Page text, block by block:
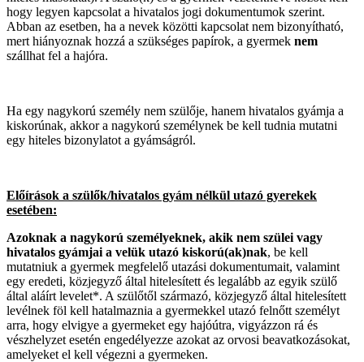
hogy legyen kapcsolat a hivatalos jogi dokumentumok szerint.
Abban az esetben, ha a nevek közötti kapcsolat nem bizonyítható,
mert hiányoznak hozzá a szükséges papírok, a gyermek nem
szállhat fel a hajóra.
Ha egy nagykorú személy nem szülője, hanem hivatalos gyámja a
kiskorúnak, akkor a nagykorú személynek be kell tudnia mutatni
egy hiteles bizonylatot a gyámságról.
Előírások a szülők/hivatalos gyám nélkül utazó gyerekek
esetében:
Azoknak a nagykorú személyeknek, akik nem szülei vagy
hivatalos gyámjai a velük utazó kiskorú(ak)nak, be kell
mutatniuk a gyermek megfelelő utazási dokumentumait, valamint
egy eredeti, közjegyző által hitelesített és legalább az egyik szülő
által aláírt levelet*. A szülőtől származó, közjegyző által hitelesített
levélnek föl kell hatalmaznia a gyermekkel utazó felnőtt személyt
arra, hogy elvigye a gyermeket egy hajóútra, vigyázzon rá és
vészhelyzet esetén engedélyezze azokat az orvosi beavatkozásokat,
amelyeket el kell végezni a gyermeken.